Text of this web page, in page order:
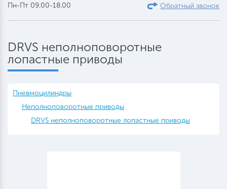
Пн-Пт 09.00-18.00 Обратный звонок
DRVS неполноповоротные
лопастные приводы
Пневмоцилиндры
Неполноповоротные приводы
DRVS неполноповоротные лопастные приводы